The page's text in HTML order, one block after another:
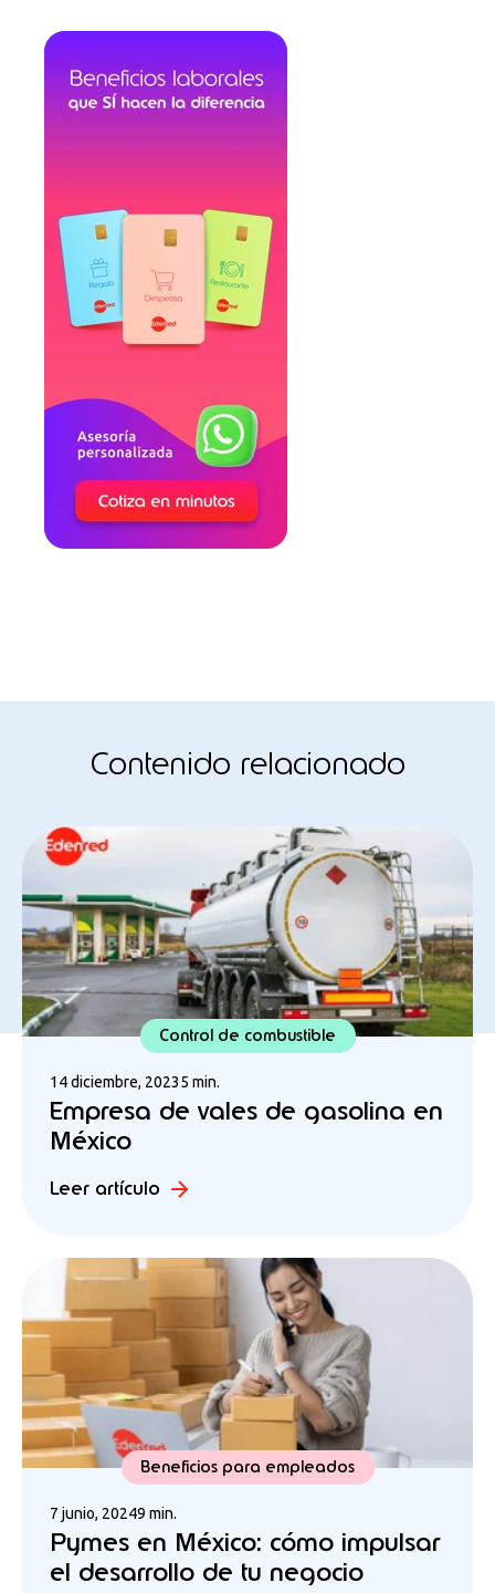
Contenido relacionado
Control de combustible
14 diciembre, 20235 min.
Empresa de vales de gasolina en
México
Leer artículo
Beneficios para empleados
7 junio, 20249 min.
Pymes en México: cómo impulsar
el desarrollo de tu negocio